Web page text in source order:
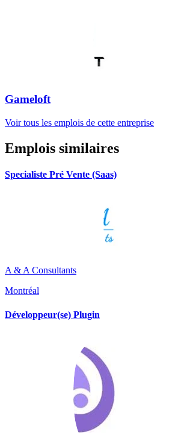
Gameloft
Voir tous les emplois de cette entreprise
Emplois similaires
Specialiste Pré Vente (Saas)
A & A Consultants
Montréal
Développeur(se) Plugin